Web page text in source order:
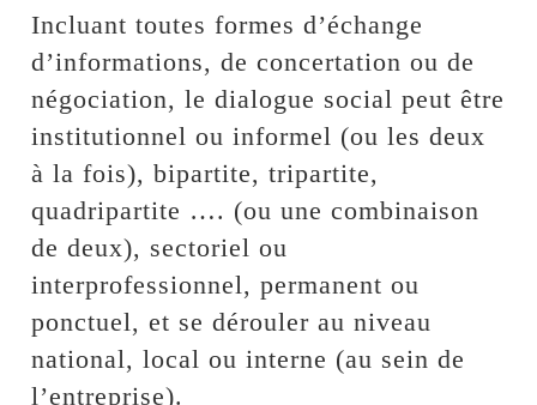
Incluant toutes formes d’échange
d’informations, de concertation ou de
négociation, le dialogue social peut être
institutionnel ou informel (ou les deux
à la fois), bipartite, tripartite,
quadripartite …. (ou une combinaison
de deux), sectoriel ou
interprofessionnel, permanent ou
ponctuel, et se dérouler au niveau
national, local ou interne (au sein de
l’entreprise).